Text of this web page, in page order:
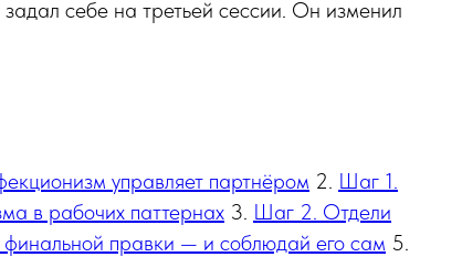
себе на третьей сессии. Он изменил
управляет партнёром 2. Шаг 1.
в рабочих паттернах 3. Шаг 2. Отдели
правки — и соблюдай его сам 5.